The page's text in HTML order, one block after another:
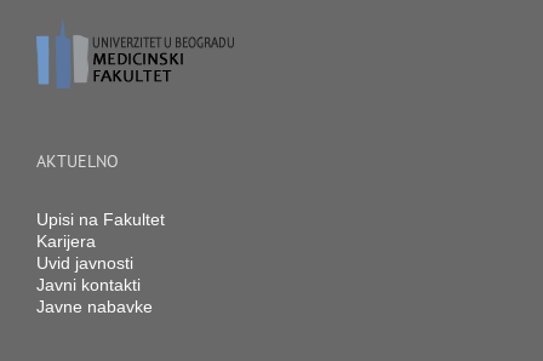
AKTUELNO
Upisi na Fakultet
Karijera
Uvid javnosti
Javni kontakti
Javne nabavke